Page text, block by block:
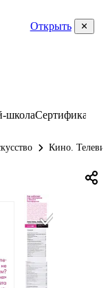
Открыть
школаСертификаты
Кино.